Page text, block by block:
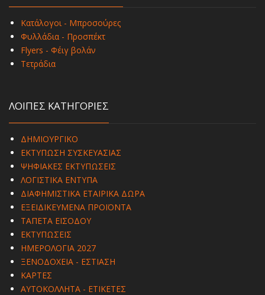
Κατάλογοι - Μπροσούρες
Φυλλάδια - Προσπέκτ
Flyers - Φέιγ βολάν
Τετράδια
ΛΟΙΠΕΣ ΚΑΤΗΓΟΡΙΕΣ
ΔΗΜΙΟΥΡΓΙΚΟ
ΕΚΤΥΠΩΣΗ ΣΥΣΚΕΥΑΣΙΑΣ
ΨΗΦΙΑΚΕΣ ΕΚΤΥΠΩΣΕΙΣ
ΛΟΓΙΣΤΙΚΑ ΕΝΤΥΠΑ
ΔΙΑΦΗΜΙΣΤΙΚΑ ΕΤΑΙΡΙΚΑ ΔΩΡΑ
ΕΞΕΙΔΙΚΕΥΜΕΝΑ ΠΡΟΪΟΝΤΑ
ΤΑΠΕΤΑ ΕΙΣΟΔΟΥ
ΕΚΤΥΠΩΣΕΙΣ
ΗΜΕΡΟΛΟΓΙΑ 2027
ΞΕΝΟΔΟΧΕΙΑ - ΕΣΤΙΑΣΗ
ΚΑΡΤΕΣ
ΑΥΤΟΚΟΛΛΗΤΑ - ΕΤΙΚΕΤΕΣ